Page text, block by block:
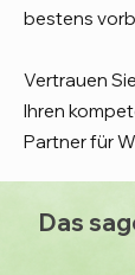
bestens
Vertrauen
Ihren
Partner für
Das